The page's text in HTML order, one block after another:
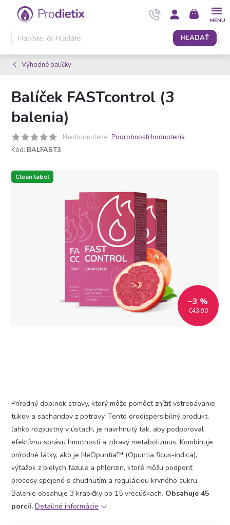
Prejsť
obsah
HĽADAŤ
NÁKUPNÝ
KOŠÍK
Výhodné balíčky
Balíček FASTcontrol (3
balenia)
Neohodnotené Podrobnosti hodnotenia
Kód: BALFAST3
Clean label
€43,90
–3 %
Prírodný doplnok stravy, ktorý môže pomôcť znížiť vstrebávanie
tukov a sacharidov z potravy. Tento orodispersibilný produkt,
ľahko rozpustný v ústach, je navrhnutý tak, aby podporoval
efektívnu správu hmotnosti a zdravý metabolizmus. Kombinuje
prírodné látky, ako je NeOpuntia™ (Opuntia ficus-indica),
výťažok z bielych fazule a phlorizin, ktoré môžu podporiť
procesy spojené s chudnutím a reguláciou krvného cukru.
Balenie obsahuje 3 krabičky po 15 vrecúškach. Obsahuje 45
porcií. Detailné informácie